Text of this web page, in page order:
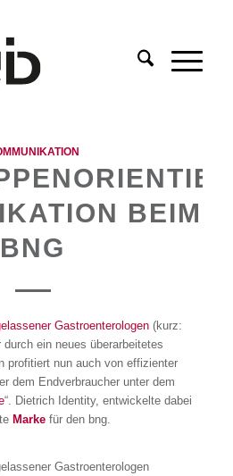
BEIM
BNG
Gastroenterologen(kurz:
ein neues überarbeitetes
profitiert nun auch von effizienter
dem Endverbraucher unter dem
“. Dietrich Identity, entwickelte dabei
Markefür den bng.
Gastroenterologen